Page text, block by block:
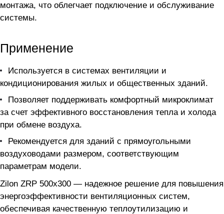
монтажа, что облегчает подключение и обслуживание
системы.
Применение
Используется в системах вентиляции и
кондиционирования жилых и общественных зданий.
Позволяет поддерживать комфортный микроклимат
за счет эффективного восстановления тепла и холода
при обмене воздуха.
Рекомендуется для зданий с прямоугольными
воздуховодами размером, соответствующим
параметрам модели.
Zilon ZRP 500x300 — надежное решение для повышения
энергоэффективности вентиляционных систем,
обеспечивая качественную теплоутилизацию и